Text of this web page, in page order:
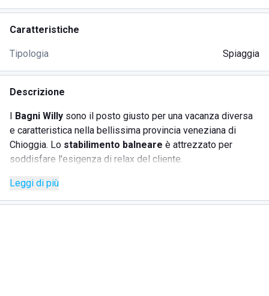
Caratteristiche
Tipologia Spiaggia
Descrizione
I Bagni Willy sono il posto giusto per una vacanza diversa
e caratteristica nella bellissima provincia veneziana di
Chioggia. Lo stabilimento balneare è attrezzato per
soddisfare l'esigenza di relax del cliente.
nell'area privé per godersi la riservatezza della propria
vacanza o se sistemarsi nella classica zona fronte mare.
Leggi di più